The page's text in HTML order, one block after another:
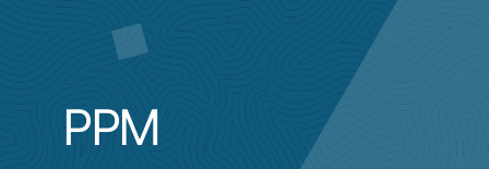
Equipements & Technologies
PPM